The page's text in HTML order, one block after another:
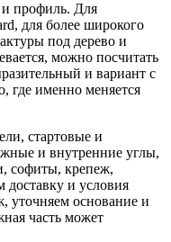
профиль. Для
для более широкого
под дерево и
можно посчитать
и вариант с
где именно меняется
стартовые и
и внутренние углы,
софиты, крепеж,
доставку и условия
уточняем основание и
часть может